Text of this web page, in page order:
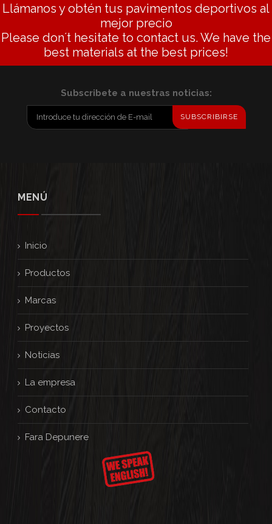
Llámanos y obtén tus pavimentos deportivos al
mejor precio
Please don´t hesitate to contact us. We have the
best materials at the best prices!
Subscribete a nuestras noticias:
SUBSCRIBIRSE
MENÚ
Inicio
Productos
Marcas
Proyectos
Noticias
La empresa
Contacto
Fara Depunere